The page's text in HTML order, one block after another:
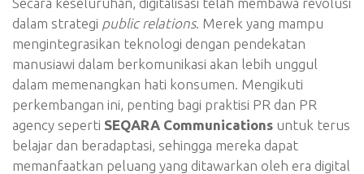
dalam strategi public relations. Merek yang mampu
mengintegrasikan teknologi dengan pendekatan
manusiawi dalam berkomunikasi akan lebih unggul
dalam memenangkan hati konsumen. Mengikuti
perkembangan ini, penting bagi praktisi PR dan PR
agency seperti SEQARA Communications untuk terus
belajar dan beradaptasi, sehingga mereka dapat
memanfaatkan peluang yang ditawarkan oleh era digital